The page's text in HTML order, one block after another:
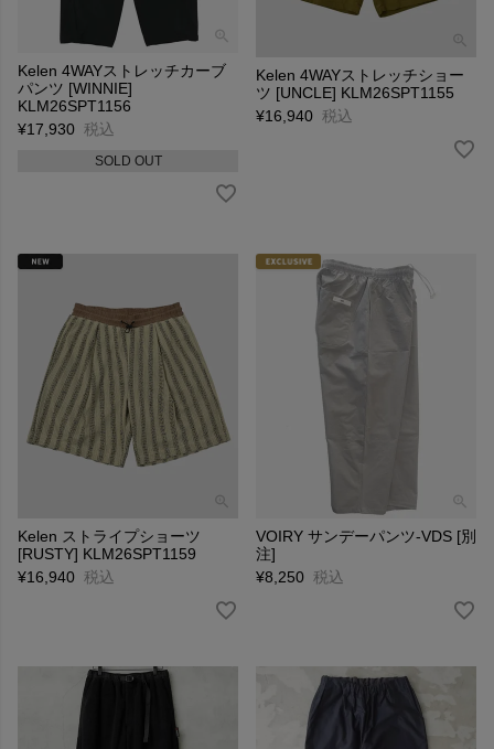
Kelen 4WAYストレッチカーブ
パンツ [WINNIE]
KLM26SPT1156
¥17,930 税込
SOLD OUT
Kelen 4WAYストレッチショー
ツ [UNCLE] KLM26SPT1155
¥16,940 税込
Kelen ストライプショーツ
[RUSTY] KLM26SPT1159
¥16,940 税込
VOIRY サンデーパンツ-VDS [別
注]
¥8,250 税込